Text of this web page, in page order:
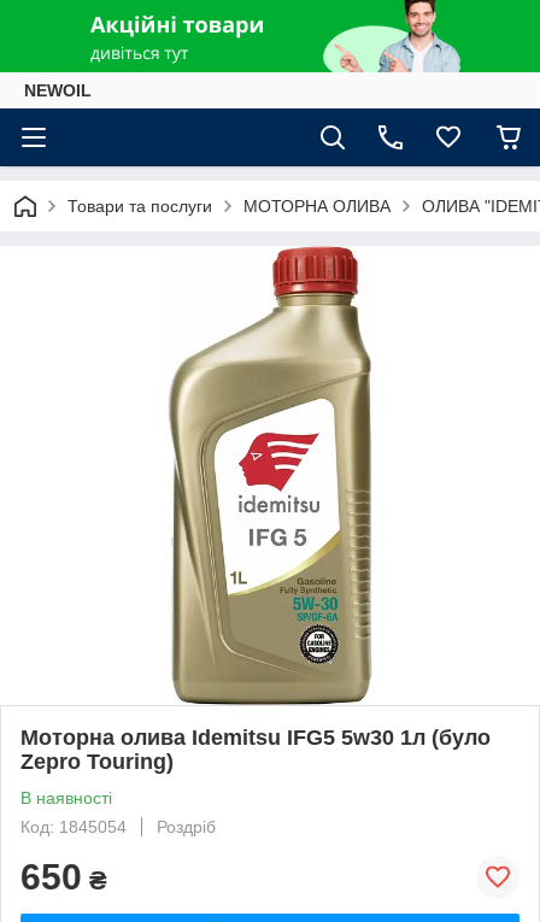
NEWOIL
Товари та послуги МОТОРНА ОЛИВА ОЛИВА
Моторна олива Idemitsu IFG5 5w30 1л (було
Zepro Touring)
В наявності
Код: 1845054
Роздріб
650 ₴